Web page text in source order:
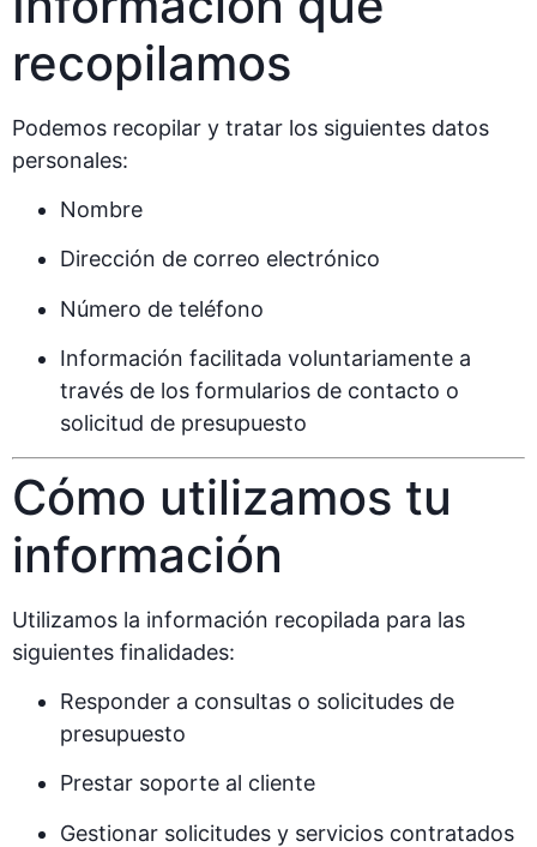
recopilamos
Podemos recopilar y tratar los siguientes datos
personales:
Nombre
Dirección de correo electrónico
Número de teléfono
Información facilitada voluntariamente a
través de los formularios de contacto o
solicitud de presupuesto
Cómo utilizamos tu
información
Utilizamos la información recopilada para las
siguientes finalidades:
Responder a consultas o solicitudes de
presupuesto
Prestar soporte al cliente
Gestionar solicitudes y servicios contratados